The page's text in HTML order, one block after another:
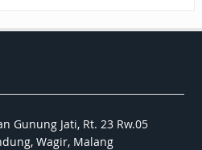
Gunung Jati, Rt. 23 Rw.05
Wagir, Malang